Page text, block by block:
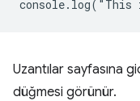
console. log( " This
Uzantılar sayfasına
düğmesi görünür.